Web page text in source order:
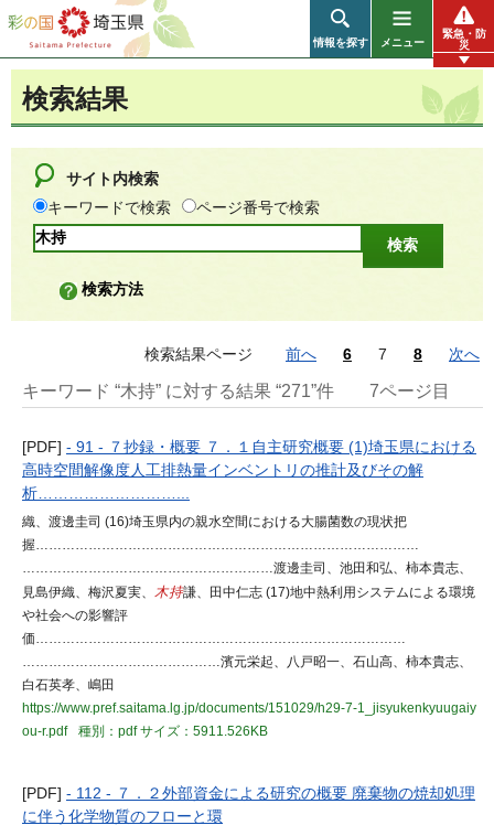
彩の国 埼玉県
情報を探す メニュー
緊急・防
災
検索結果
サイト内検索
キーワードで検索
ページ番号で検索
検索方法
検索結果ページ 前へ 6 7 8 次へ
キーワード “木持” に対する結果 “271”件 7ページ目
[PDF] - 91 - ７抄録・概要 ７．１自主研究概要 (1)埼玉県における
高時空間解像度人工排熱量インベントリの推計及びその解
析………………………...
織、渡邊圭司 (16)埼玉県内の親水空間における大腸菌数の現状把
握……………………………………………………………………………
…………………………………………………渡邊圭司、池田和弘、柿本貴志、
見島伊織、梅沢夏実、 木持謙、田中仁志 (17)地中熱利用システムによる環境
や社会への影響評
価…………………………………………………………………………
………………………………………濱元栄起、八戸昭一、石山高、柿本貴志、
白石英孝、嶋田
https://www.pref.saitama.lg.jp/documents/151029/h29-7-1_jisyukenkyuugaiy
ou-r.pdf
種別：pdfサイズ：5911.526KB
[PDF] - 112 - ７．２外部資金による研究の概要 廃棄物の焼却処理
に伴う化学物質のフローと環